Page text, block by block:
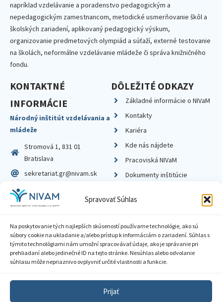
Spravovať Súhlas
Na poskytovanie tých najlepších skúseností používame technológie, ako sú
súbory cookie na ukladanie a/alebo prístup k informáciám o zariadení. Súhlas s
týmito technológiami nám umožní spracovávať údaje, ako je správanie pri
prehliadaní alebo jedinečné ID na tejto stránke. Nesúhlas alebo odvolanie
súhlasu môže nepriaznivo ovplyvniť určité vlastnosti a funkcie.
Prijať
napríklad vzdelávanie a poradenstvo pedagogickým a
nepedagogickým zamestnancom, metodické usmerňovanie škôl a
školských zariadení, aplikovaný pedagogický výskum,
organizovanie predmetových olympiád a súťaží, externé testovanie
na školách, neformálne vzdelávanie mládeže či správa knižničného
fondu.
KONTAKTNÉ
INFORMÁCIE
Národný inštitút vzdelávania a
mládeže
Stromová 1, 831 01
Bratislava
sekretariat.gr@nivam.sk
IČO: 00164348
DIČ: 2020798714
DÔLEŽITÉ ODKAZY
Základné informácie o NIVaM
Kontakty
Kariéra
Kde nás nájdete
Pracoviská NIVaM
Dokumenty inštitúcie
Zásady ochrany súkromia
Sprístupnenie informácií